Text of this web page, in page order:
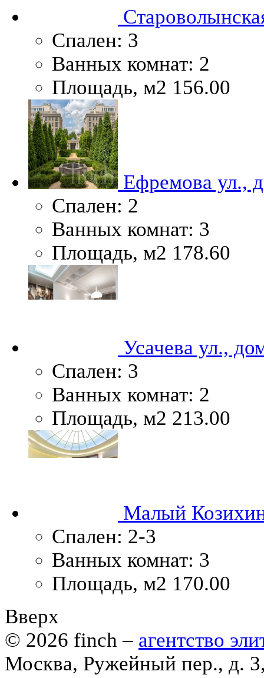
Спален: 3
Ванных комнат: 2
Площадь, м2 156.00
Ефремова ул.,
Спален: 2
Ванных комнат: 3
Площадь, м2 178.60
Усачева ул.,
Спален: 3
Ванных комнат: 2
Площадь, м2 213.00
Малый
Спален: 2-3
Ванных комнат: 3
Площадь, м2 170.00
Вверх
© 2026 finch – агентство
Москва, Ружейный пер., д.